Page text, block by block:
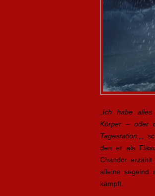
Ich habe alles
Körper – oder
Tagesration.
„,
den er als
Chandor erzählt
alleine segelnd
kämpft.